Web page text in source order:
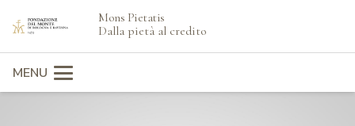
Mons Pietatis
Dalla pietà al credito
MENU